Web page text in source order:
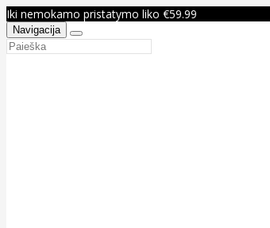
Iki nemokamo pristatymo liko €59.99
Navigacija